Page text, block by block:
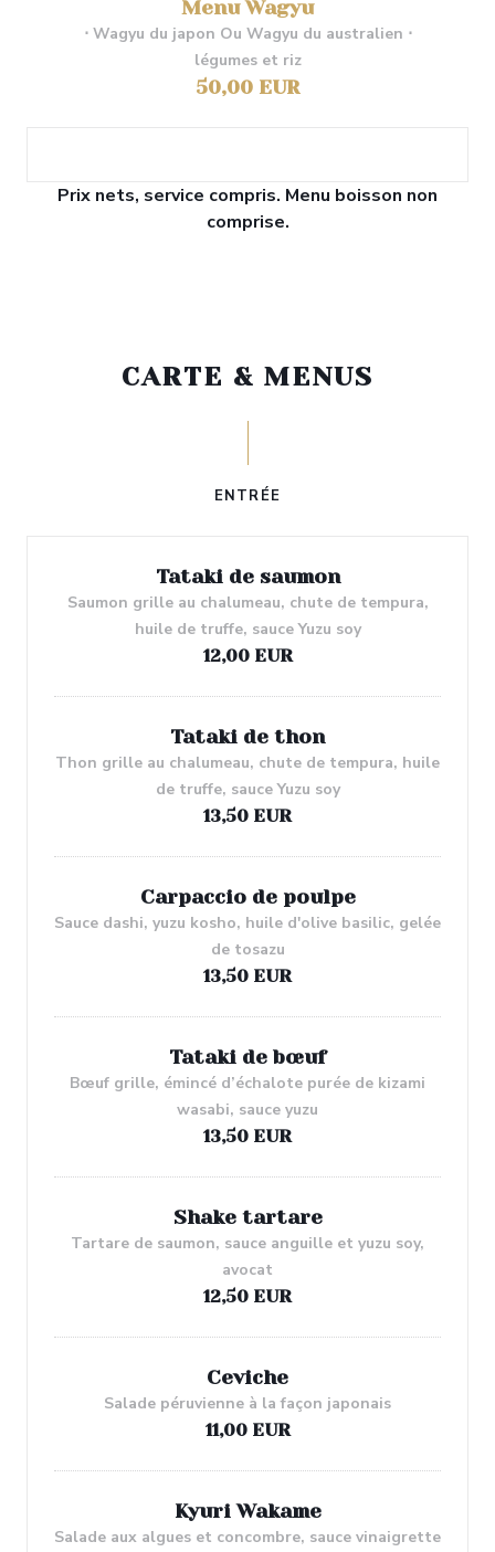
Menu Wagyu
⋅ Wagyu du japon Ou Wagyu du australien ⋅
légumes et riz
50,00 EUR
Prix nets, service compris. Menu boisson non
comprise.
CARTE & MENUS
ENTRÉE
Tataki de saumon
Saumon grille au chalumeau, chute de tempura,
huile de truffe, sauce Yuzu soy
12,00 EUR
Tataki de thon
Thon grille au chalumeau, chute de tempura, huile
de truffe, sauce Yuzu soy
13,50 EUR
Carpaccio de poulpe
Sauce dashi, yuzu kosho, huile d'olive basilic, gelée
de tosazu
13,50 EUR
Tataki de bœuf
Bœuf grille, émincé d’échalote purée de kizami
wasabi, sauce yuzu
13,50 EUR
Shake tartare
Tartare de saumon, sauce anguille et yuzu soy,
avocat
12,50 EUR
Ceviche
Salade péruvienne à la façon japonais
11,00 EUR
Kyuri Wakame
Salade aux algues et concombre, sauce vinaigrette